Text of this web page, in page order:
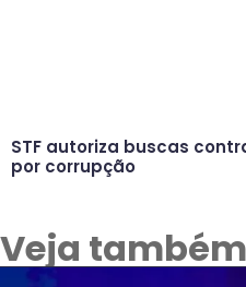
STF autoriza buscas
por corrupção
Veja também